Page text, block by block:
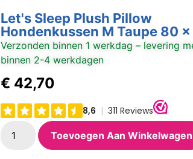
Let's Sleep Plush Pillow
Hondenkussen M Taupe 80
Verzonden binnen 1 werkdag – levering
binnen 2-4 werkdagen
€ 42,70
Toevoegen Aan Winkelwagen